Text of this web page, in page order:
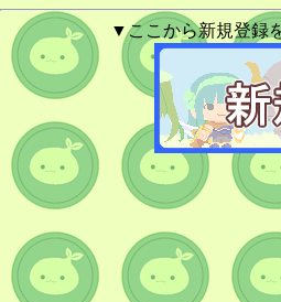
▼ここから新規登録